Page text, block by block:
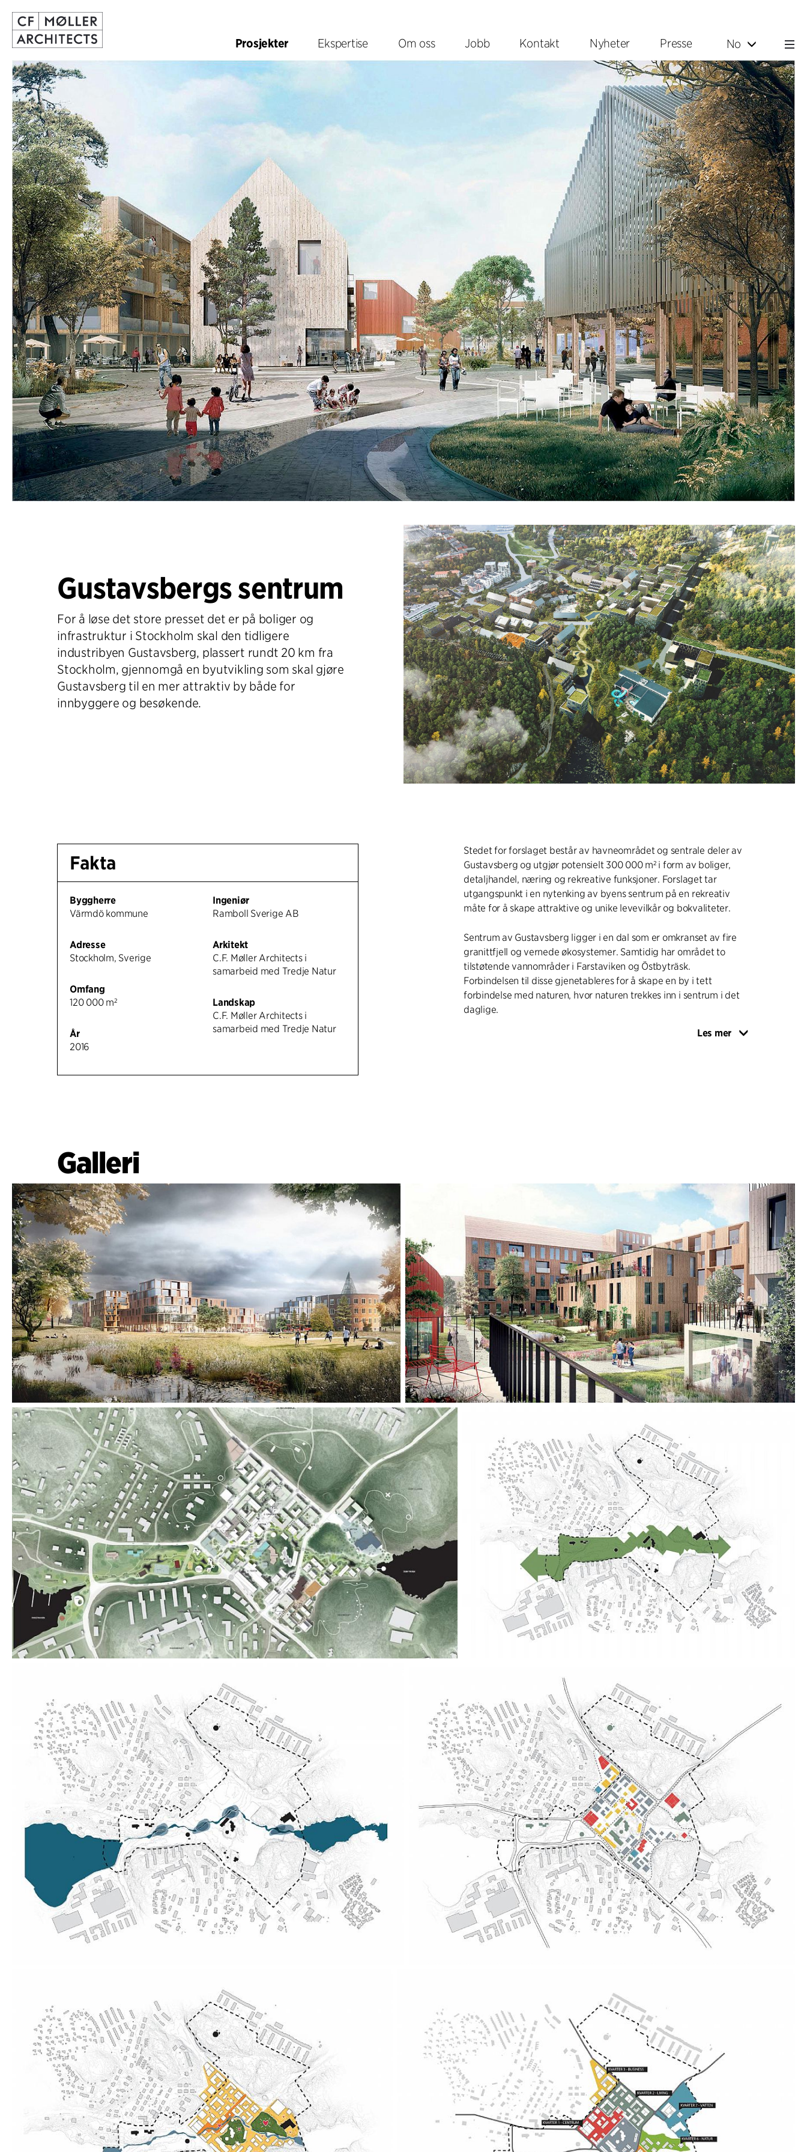
Prosjekter Ekspertise Om oss Jobb Kontakt Nyheter Presse No
Gustavsbergs sentrum
For å løse det store presset det er på boliger og
infrastruktur i Stockholm skal den tidligere
industribyen Gustavsberg, plassert rundt 20 km fra
Stockholm, gjennomgå en byutvikling som skal gjøre
Gustavsberg til en mer attraktiv by både for
innbyggere og besøkende.
Fakta
Byggherre
Värmdö kommune
Adresse
Stockholm, Sverige
Omfang
120 000 m²
År
2016
Ingeniør
Ramboll Sverige AB
Arkitekt
C.F. Møller Architects i
samarbeid med Tredje Natur
Landskap
C.F. Møller Architects i
samarbeid med Tredje Natur
Stedet for forslaget består av havneområdet og sentrale deler av
Gustavsberg og utgjør potensielt 300 000 m² i form av boliger,
detaljhandel, næring og rekreative funksjoner. Forslaget tar
utgangspunkt i en nytenking av byens sentrum på en rekreativ
måte for å skape attraktive og unike levevilkår og bokvaliteter.
Sentrum av Gustavsberg ligger i en dal som er omkranset av fire
granittfjell og vernede økosystemer. Samtidig har området to
tilstøtende vannområder i Farstaviken og Östbyträsk.
Forbindelsen til disse gjenetableres for å skape en by i tett
forbindelse med naturen, hvor naturen trekkes inn i sentrum i det
daglige.
Forslaget er basert på den enestående naturen som ligger rundt
området med røtter i den svenske funksjonalismens gullalder.
Som et ledd i prosessen involverte Värmdö kommune byens
innbyggere og gjennomførte et innbyggermøte hvor ideer ble
presentert for byens innbyggere og politikere med god respons
fra både eldre og yngre deltakere. Innbyggermøtet bidro til å
danne grunnlaget for en del av den politiske høringen om
utviklingen av Gustavsberg.
Les mer
Galleri